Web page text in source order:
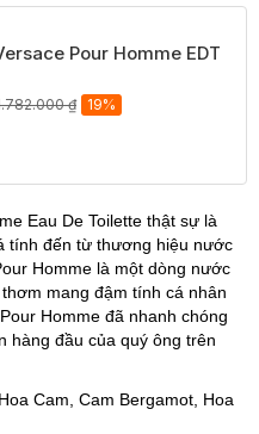
Pour Homme EDT
₫ 19%
Eau De Toilette thật sự là
tính đến từ thương hiệu nước
Homme là một dòng nước
mang đậm tính cá nhân
Homme đã nhanh chóng
hàng đầu của quý ông trên
Cam, Cam Bergamot, Hoa